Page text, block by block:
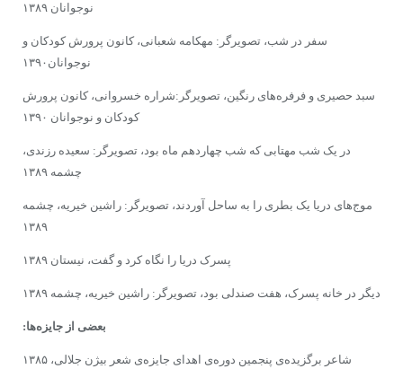
نوجوانان ۱۳۸۹
سفر در شب، تصویرگر: مهکامه شعبانى، کانون پرورش کودکان و
نوجوانان۱۳۹۰
سبد حصیرى و فرفره‌هاى رنگین، تصویرگر:شراره خسروانى، کانون پرورش
کودکان و نوجوانان ۱۳۹۰
در یک شب مهتابی که شب چهاردهم ماه بود، تصویرگر: سعیده رزندى،
چشمه ۱۳۸۹
موج‌های دریا یک بطری را به ساحل آوردند، تصویرگر: راشین خیریه، چشمه
۱۳۸۹
پسرک دریا را نگاه کرد و گفت،‌ نیستان ۱۳۸۹
دیگر در خانه پسرک، هفت صندلی بود، تصویرگر: راشین خیریه، چشمه ۱۳۸۹
بعضى از جایزه‌ها:
شاعر برگزیده‌ى پنجمین دوره‌ى اهدای جایزه‌ى شعر بیژن جلالی، ۱۳۸۵